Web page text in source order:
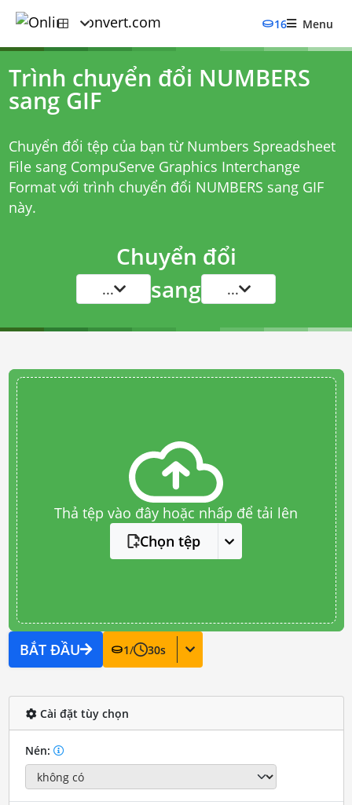
16 Menu
Trình chuyển đổi NUMBERS
sang GIF
Chuyển đổi tệp của bạn từ Numbers Spreadsheet
File sang CompuServe Graphics Interchange
Format với trình chuyển đổi NUMBERS sang GIF
này.
Chuyển đổi
... sang ...
Thả tệp vào đây hoặc nhấp để tải lên
Chọn tệp
BẮT ĐẦU 1/ 30s
Cài đặt tùy chọn
Nén: